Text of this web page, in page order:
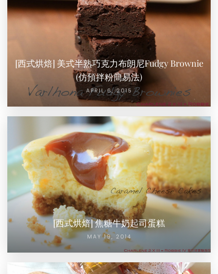
[西式烘焙] 美式半熟巧克力布朗尼Fudgy Brownie
(仿預拌粉簡易法)
APRIL 6, 2015
[西式烘焙] 焦糖牛奶起司蛋糕
MAY 19, 2014